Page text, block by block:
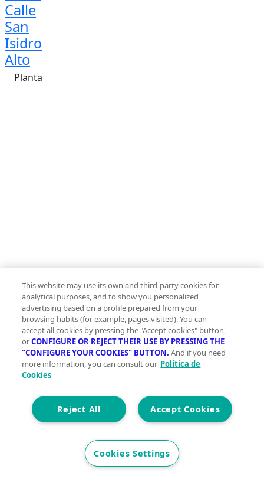
Calle
San
Isidro
Alto
Planta
This website may use its own and third-party cookies for
analytical purposes, and to show you personalized
advertising based on a profile prepared from your
browsing habits (for example, pages visited). You can
accept all cookies by pressing the "Accept cookies" button,
orCONFIGURE OR REJECT THEIR USE BY PRESSING THE
"CONFIGURE YOUR COOKIES" BUTTON. And if you need
more information, you can consult our Política de
Cookies
Accept Cookies
Reject All
Cookies Settings